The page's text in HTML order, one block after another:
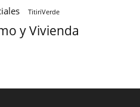
TitiriVerde
y Vivienda